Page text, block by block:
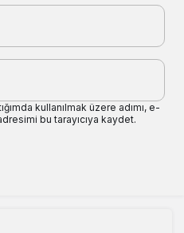
kullanılmak üzere adımı, e-
bu tarayıcıya kaydet.